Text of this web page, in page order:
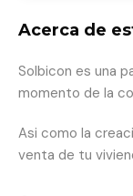
Acerca de
Solbicon es una
momento de la
Asi como la
venta de tu